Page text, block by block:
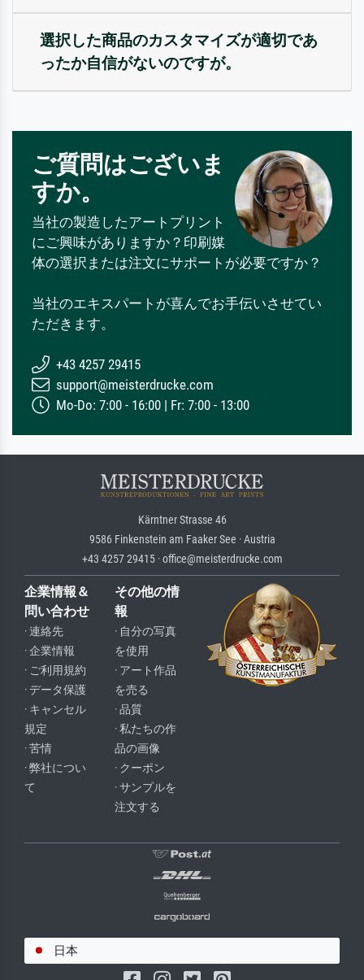
選択した商品のカスタマイズが適切であ
ったか自信がないのですが。
ご質問はございま
すか。
当社の製造したアートプリント
にご興味がありますか？印刷媒
体の選択または注文にサポートが必要ですか？
当社のエキスパートが喜んでお手伝いさせてい
ただきます。
+43 4257 29415
support@meisterdrucke.com
Mo-Do: 7:00 - 16:00 | Fr: 7:00 - 13:00
Kärntner Strasse 46
9586 Finkenstein am Faaker See · Austria
+43 4257 29415 · office@meisterdrucke.com
企業情報＆
問い合わせ
· 連絡先
· 企業情報
· ご利用規約
· データ保護
· キャンセル
規定
· 苦情
· 弊社につい
て
その他の情
報
· 自分の写真
を使用
· アート作品
を売る
· 品質
· 私たちの作
品の画像
· クーポン
· サンプルを
注文する
日本